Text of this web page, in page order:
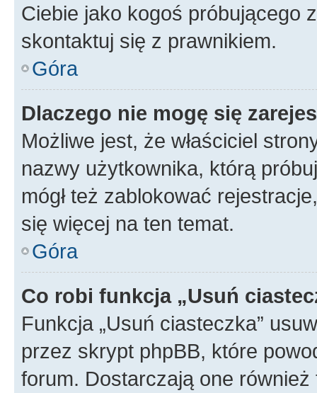
Ciebie jako kogoś próbującego
skontaktuj się z prawnikiem.
Góra
Dlaczego nie mogę się
Możliwe jest, że właściciel
nazwy użytkownika, którą
mógł też zablokować
się więcej na ten temat.
Góra
Co robi funkcja „Usuń
Funkcja „Usuń ciasteczka”
przez skrypt phpBB, które
forum. Dostarczają one